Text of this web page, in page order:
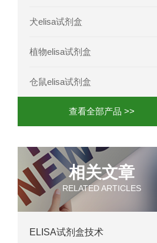
犬elisa试剂盒
植物elisa试剂盒
仓鼠elisa试剂盒
查看全部产品 >>
相关文章
RELATED ARTICLES
ELISA试剂盒技术